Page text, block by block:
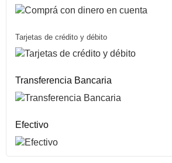
Tarjetas de crédito y débito
Transferencia Bancaria
Efectivo